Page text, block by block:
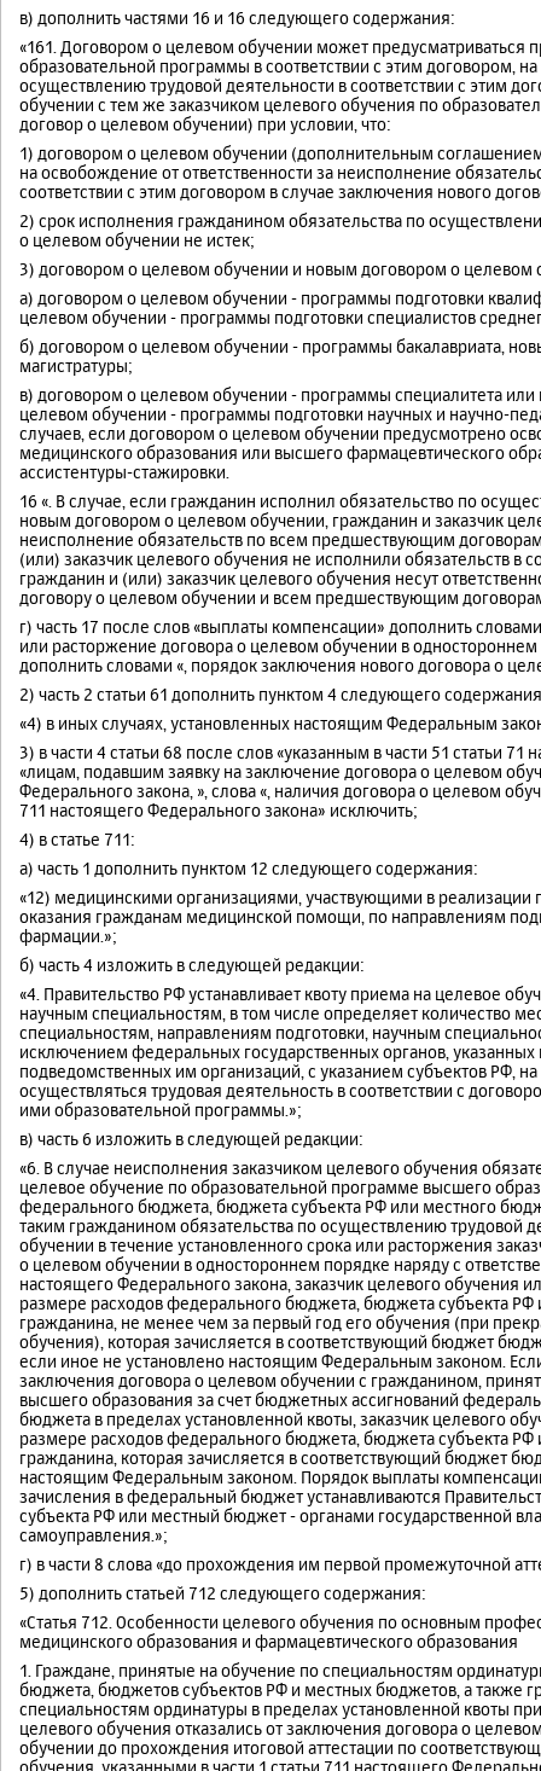
в) дополнить частями 16 и 16 следующего содержания:
«161. Договором о целевом обучении может предусматриваться
образовательной программы в соответствии с этим договором,
осуществлению трудовой деятельности в соответствии с этим
обучении с тем же заказчиком целевого обучения по
договор о целевом обучении) при условии, что:
1) договором о целевом обучении (дополнительным
на освобождение от ответственности за неисполнение
соответствии с этим договором в случае заключения нового
2) срок исполнения гражданином обязательства по
о целевом обучении не истек;
3) договором о целевом обучении и новым договором о целевом
а) договором о целевом обучении - программы подготовки
целевом обучении - программы подготовки специалистов
б) договором о целевом обучении - программы бакалавриата,
магистратуры;
в) договором о целевом обучении - программы специалитета
целевом обучении - программы подготовки научных и научно-
случаев, если договором о целевом обучении предусмотрено
медицинского образования или высшего фармацевтического
ассистентуры-стажировки.
16 «. В случае, если гражданин исполнил обязательство по
новым договором о целевом обучении, гражданин и заказчик
неисполнение обязательств по всем предшествующим
(или) заказчик целевого обучения не исполнили обязательств в
гражданин и (или) заказчик целевого обучения несут
договору о целевом обучении и всем предшествующим
г) часть 17 после слов «выплаты компенсации» дополнить
или расторжение договора о целевом обучении в
дополнить словами «, порядок заключения нового договора о
2) часть 2 статьи 61 дополнить пунктом 4 следующего
«4) в иных случаях, установленных настоящим Федеральным
3) в части 4 статьи 68 после слов «указанным в части 51 статьи
«лицам, подавшим заявку на заключение договора о целевом
Федерального закона, », слова «, наличия договора о целевом
711 настоящего Федерального закона» исключить;
4) в статье 711:
а) часть 1 дополнить пунктом 12 следующего содержания:
«12) медицинскими организациями, участвующими в реализации
оказания гражданам медицинской помощи, по направлениям
фармации.»;
б) часть 4 изложить в следующей редакции:
«4. Правительство РФ устанавливает квоту приема на целевое
научным специальностям, в том числе определяет количество
специальностям, направлениям подготовки, научным
исключением федеральных государственных органов, указанных
подведомственных им организаций, с указанием субъектов РФ,
осуществляться трудовая деятельность в соответствии с
ими образовательной программы.»;
в) часть 6 изложить в следующей редакции:
«6. В случае неисполнения заказчиком целевого обучения
целевое обучение по образовательной программе высшего
федерального бюджета, бюджета субъекта РФ или местного
таким гражданином обязательства по осуществлению трудовой
обучении в течение установленного срока или расторжения
о целевом обучении в одностороннем порядке наряду с
настоящего Федерального закона, заказчик целевого обучения
размере расходов федерального бюджета, бюджета субъекта
гражданина, не менее чем за первый год его обучения (при
обучения), которая зачисляется в соответствующий бюджет
если иное не установлено настоящим Федеральным законом.
заключения договора о целевом обучении с гражданином,
высшего образования за счет бюджетных ассигнований
бюджета в пределах установленной квоты, заказчик целевого
размере расходов федерального бюджета, бюджета субъекта
гражданина, которая зачисляется в соответствующий бюджет
настоящим Федеральным законом. Порядок выплаты
зачисления в федеральный бюджет устанавливаются
субъекта РФ или местный бюджет - органами государственной
самоуправления.»;
г) в части 8 слова «до прохождения им первой промежуточной
5) дополнить статьей 712 следующего содержания:
«Статья 712. Особенности целевого обучения по основным
медицинского образования и фармацевтического образования
1. Граждане, принятые на обучение по специальностям
бюджета, бюджетов субъектов РФ и местных бюджетов, а также
специальностям ординатуры в пределах установленной квоты
целевого обучения отказались от заключения договора о
обучении до прохождения итоговой аттестации по
обучения, указанными в части 1 статьи 711 настоящего